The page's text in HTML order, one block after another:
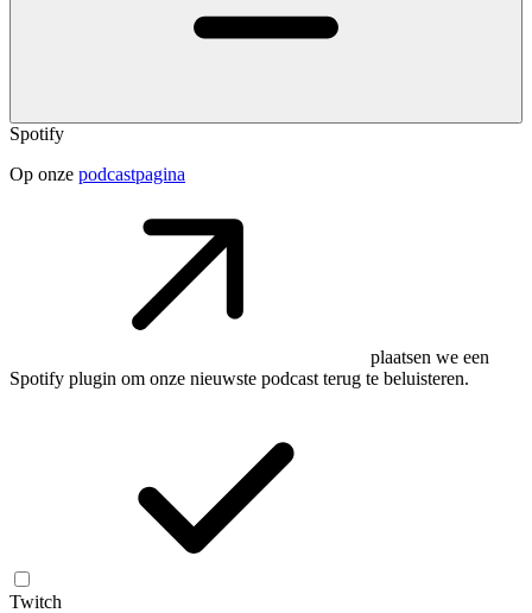
Spotify
Op onze podcastpagina
plaatsen we een
Spotify plugin om onze nieuwste podcast terug te beluisteren.
Twitch